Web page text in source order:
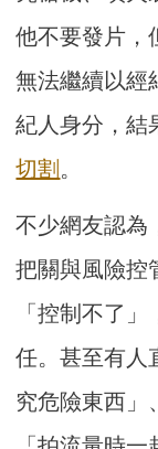
他不要發片，
無法繼續以經
紀人身分，結
切割 。
不少網友認為
把關與風險控
「控制不了
任。甚至有人
究危險東西」